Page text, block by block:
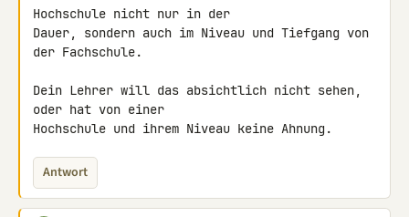
Hochschule nicht nur in der
Dauer, sondern auch im Niveau und Tiefgang von
der Fachschule.
Dein Lehrer will das absichtlich nicht sehen,
oder hat von einer
Hochschule und ihrem Niveau keine Ahnung.
Antwort